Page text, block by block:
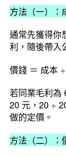
方法（一）：
通常先獲得你
利，隨後帶入
價錢 ＝ 成本
若同業毛利為
20 元，20 ÷
做的定價。
方法（二）：